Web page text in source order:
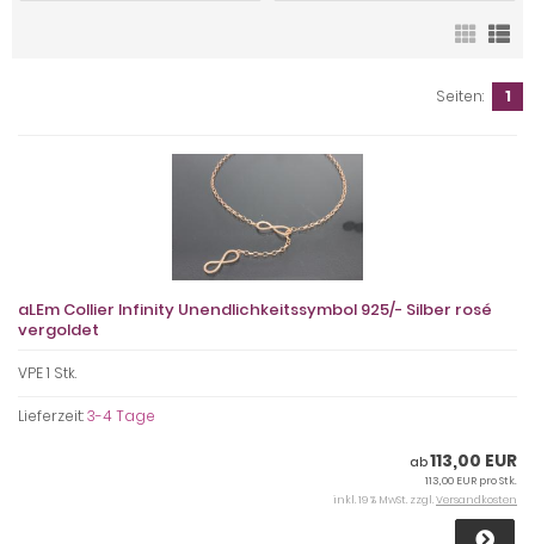
Seiten: 1
aLEm Collier Infinity Unendlichkeitssymbol 925/- Silber rosé
vergoldet
VPE 1 Stk.
Lieferzeit:3-4 Tage
ab113,00 EUR
113,00 EUR pro Stk.
inkl. 19 % MwSt. zzgl.Versandkosten